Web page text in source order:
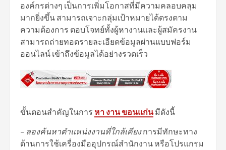
องค์กรต่างๆ เป็นการเพิ่มโอกาสที่มีความคลอบคลุม
มากยิ่งขึ้น สามารถเจาะกลุ่มเป้าหมายได้ตรงตาม
ความต้องการ ตอบโจทย์ทั้งผู้หางานและผู้สมัครงาน
สามารถถ่ายทอดรายละเอียดข้อมูลผ่านแบบฟอร์ม
ออนไลน์ เข้าถึงข้อมูลได้อย่างรวดเร็ว
ขั้นตอนสำคัญในการ หา งาน ขอนแก่นมีดังนี้
– ลองค้นหาตำแหน่งงานที่ใกล้เคียงการมีทักษะทาง
ด้านการใช้เครื่องมืออุปกรณ์สำนักงาน หรือโปรแกรม